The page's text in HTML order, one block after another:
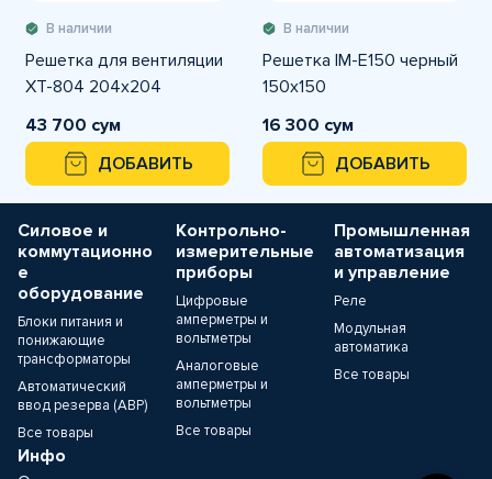
В наличии
Решетка для вентиляции
XT-804 204х204
43 700 сум
ДОБАВИТЬ
В наличии
Решетка IM-E150 черный
150х150
16 300 сум
ДОБАВИТЬ
Силовое и
коммутационно
е
оборудование
Блоки питания и
понижающие
трансформаторы
Автоматический
ввод резерва (АВР)
Все товары
Контрольно-
измерительные
приборы
Цифровые
амперметры и
вольтметры
Аналоговые
амперметры и
вольтметры
Все товары
Промышленная
автоматизация
и управление
Реле
Модульная
автоматика
Все товары
Инфо